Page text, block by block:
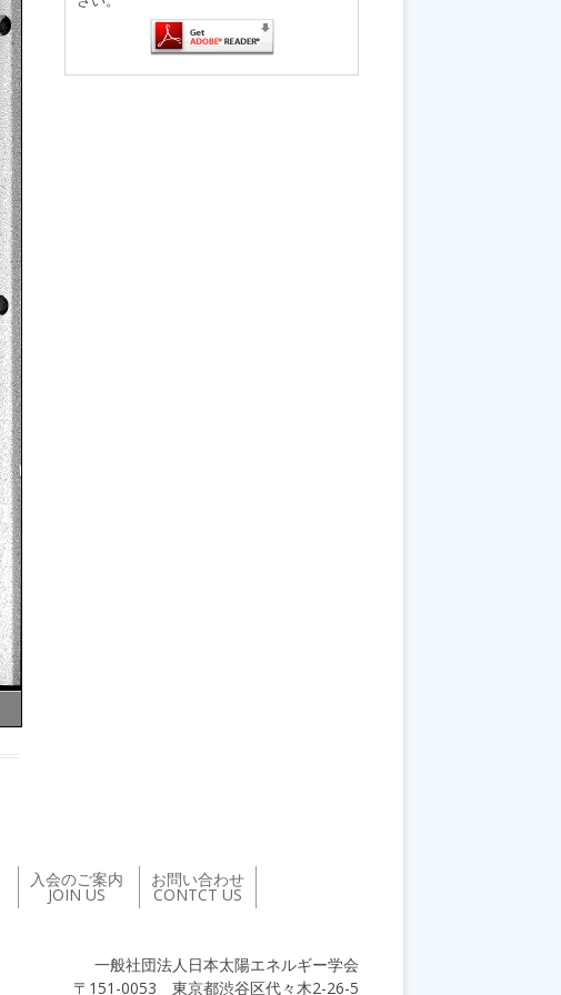
入会のご案内
JOIN US
お問い合わせ
CONTCT US
一般社団法人日本太陽エネルギー学会
〒151-0053 東京都渋谷区代々木2-26-5